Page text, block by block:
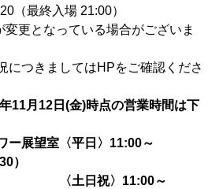
終入場 21:00）
なっている場合がございま
してはHPをご確認くださ
11月12日(金)時点の営業時間は下
室〈平日〉11:00～
）
〉11:00～